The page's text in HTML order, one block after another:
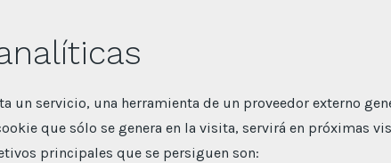
un servicio, una herramienta de un proveedor externo
que sólo se genera en la visita, servirá en próximas
principales que se persiguen son: